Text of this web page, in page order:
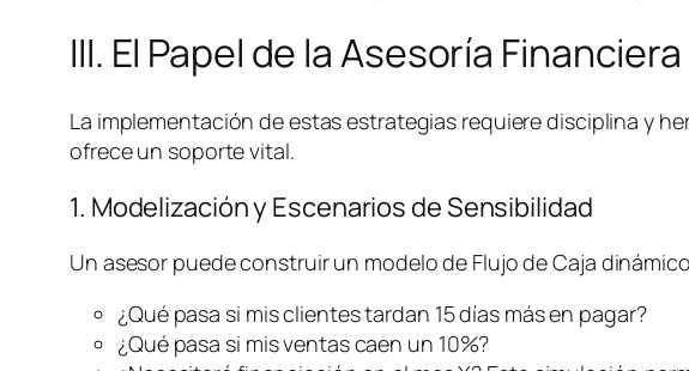
III. El Papel de la Asesoría
La implementación de estas estrategias requiere disciplina y
ofrece un soporte vital.
1. Modelización y Escenarios de Sensibilidad
Un asesor puede construir un modelo de Flujo de Caja
¿Qué pasa si mis clientes tardan 15 días más en pagar?
¿Qué pasa si mis ventas caen un 10%?